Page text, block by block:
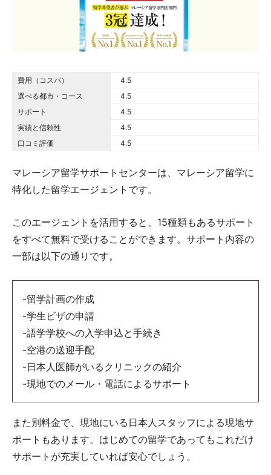
費用（コスパ） 4.5 out of 5.0 stars
4.5
選べる都市・コース
4.5 out of 5.0 stars
4.5
サポート
4.5 out of 5.0 stars
4.5
実績と信頼性
4.5 out of 5.0 stars
4.5
口コミ評価
4.5 out of 5.0 stars
4.5
マレーシア留学サポートセンターは、マレーシア留学に
特化した留学エージェントです。
このエージェントを活用すると、15種類もあるサポート
をすべて無料で受けることができます。サポート内容の
一部は以下の通りです。
-留学計画の作成
-学生ビザの申請
-語学学校への入学申込と手続き
-空港の送迎手配
-日本人医師がいるクリニックの紹介
-現地でのメール・電話によるサポート
また別料金で、現地にいる日本人スタッフによる現地サ
ポートもあります。はじめての留学であってもこれだけ
サポートが充実していれば安心でしょう。